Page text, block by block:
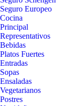
Seguro Europeo
Cocina
Principal
Representativos
Bebidas
Platos Fuertes
Entradas
Sopas
Ensaladas
Vegetarianos
Postres